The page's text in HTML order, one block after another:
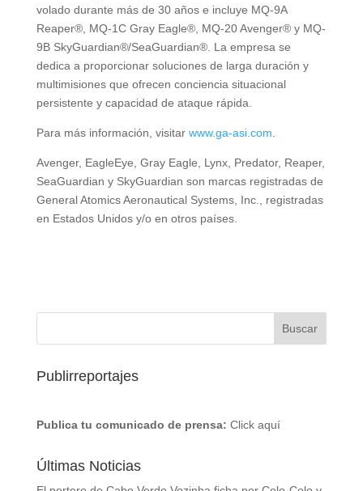
volado durante más de 30 años e incluye MQ-9A
Reaper®, MQ-1C Gray Eagle®, MQ-20 Avenger® y MQ-
9B SkyGuardian®/SeaGuardian®. La empresa se
dedica a proporcionar soluciones de larga duración y
multimisiones que ofrecen conciencia situacional
persistente y capacidad de ataque rápida.
Para más información, visitar www.ga-asi.com
Avenger, EagleEye, Gray Eagle, Lynx, Predator, Reaper,
SeaGuardian y SkyGuardian son marcas registradas de
General Atomics Aeronautical Systems, Inc., registradas
en Estados Unidos y/o en otros países.
Publirreportajes
Publica tu comunicado de prensa: Click aquí
Últimas Noticias